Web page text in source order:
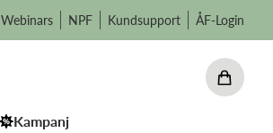
Webinars NPF Kundsupport ÅF-Login
Kampanj